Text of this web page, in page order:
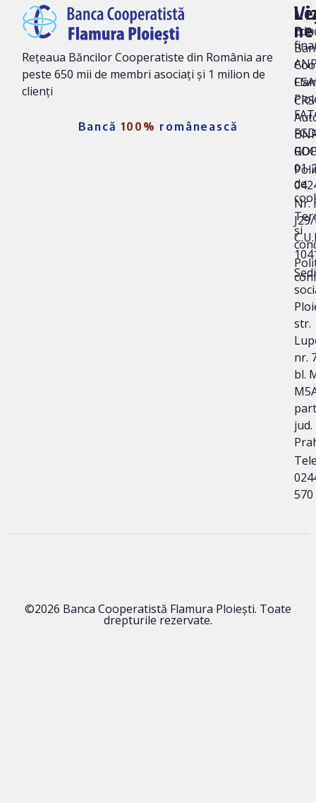
Rețeaua Băncilor Cooperatiste din România are
peste 650 mii de membri asociați și 1 milion de
clienți
Bancă 100% românească
ne
01-
Nr.
str.
nr.
bl.
jud.
570
de
și
©2026 Banca Cooperatistă Flamura Ploieşti. Toate
drepturile rezervate.